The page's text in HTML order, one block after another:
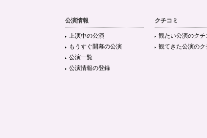
公演情報
上演中の公演
もうすぐ開幕の公演
公演一覧
公演情報の登録
クチコミ
観たい公演のクチ
観てきた公演のク